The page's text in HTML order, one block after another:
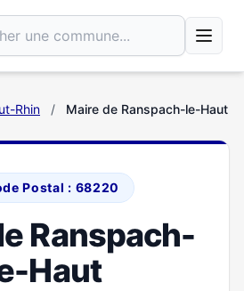
Rhin / Maire de Ranspach-le-Haut
Postal : 68220
Ranspach-
Haut